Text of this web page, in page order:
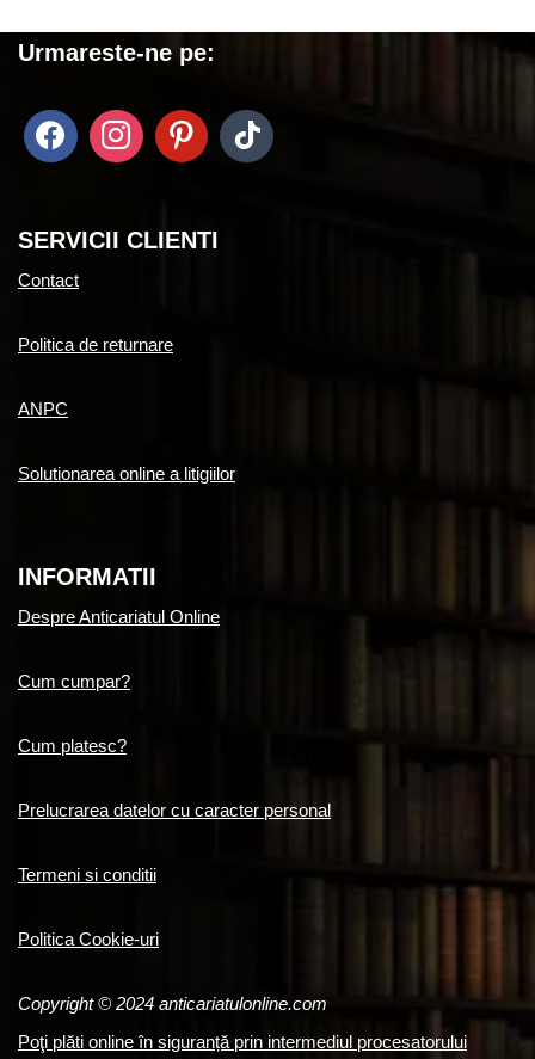
Urmareste-ne pe:
SERVICII CLIENTI
Contact
Politica de returnare
ANPC
Solutionarea online a litigiilor
INFORMATII
Despre Anticariatul Online
Cum cumpar?
Cum platesc?
Prelucrarea datelor cu caracter personal
Termeni si conditii
Politica Cookie-uri
Copyright © 2024 anticariatulonline.com
Poţi plăti online în siguranță prin intermediul procesatorului